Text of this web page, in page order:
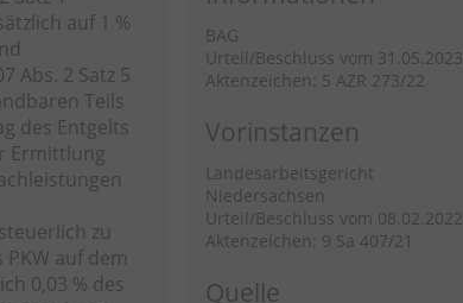
auf 1 %
Abs. 2 Satz 5
Teils
des Entgelts
Ermittlung
zu
auf dem
0,03 % des
BAG
Urteil/Beschluss vom 31.05.2023
Aktenzeichen: 5 AZR 273/22
Vorinstanzen
Landesarbeitsgericht
Niedersachsen
Urteil/Beschluss vom 08.02.2022
Aktenzeichen: 9 Sa 407/21
Quelle